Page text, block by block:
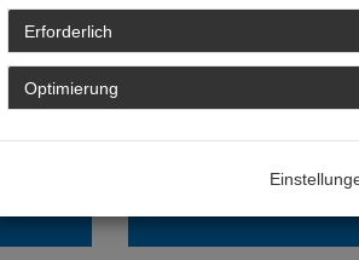
HIER KLICKEN für
der Verbandsgemeinde
Erforderlich
Optimierung